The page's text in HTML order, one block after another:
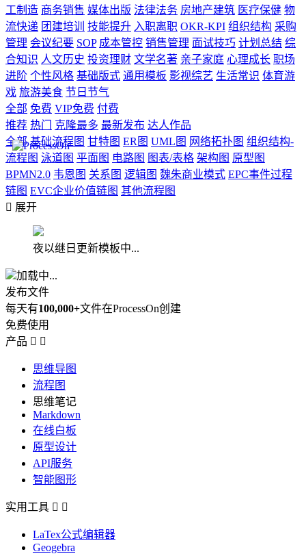
工制造 商务销售 媒体出版 法律法务 房地产建筑 医疗保健 物
流快递 团建培训 技能提升 入职离职 OKR-KPI 组织结构 采购
管理 会议纪要 SOP 成本管控 销售管理 面试技巧 计划总结 综
合知识 人文历史 投资理财 文学名著 亲子家庭 心理成长 职场
进阶 个性风格 基础版式 通用模板 影视综艺 生活常识 体育游
戏 旅游美食 节日节气
全部 免费 VIP免费 付费
推荐 热门 克隆最多 最新发布 达人作品
全部 基础流程图 甘特图 ER图 UML图 网络拓扑图 组织结构-
流程图 泳道图 平面图 电路图 图表/表格 架构图 原型图
BPMN2.0 韦恩图 关系图 逻辑图 魏朱商业模式 EPC事件过程
链图 EVC企业价值链图 其他流程图
 展开
夜以继日更新模板中...
加载中...
发布文件
每天有100,000+文件在ProcessOn创建
免费使用
产品  
思维导图
流程图
思维笔记
Markdown
在线白板
原型设计
API服务
智能图形
实用工具  
LaTex公式编辑器
Geogebra